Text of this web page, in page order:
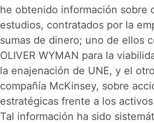
he obtenido información sobre
estudios, contratados por la
sumas de dinero; uno de ellos
OLIVER WYMAN para la
la enajenación de UNE, y el
compañía McKinsey, sobre
estratégicas frente a los
Tal información ha sido